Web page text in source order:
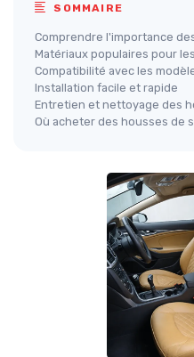
SOMMAIRE
Comprendre l'importance
Matériaux populaires pour
Compatibilité avec les
Installation facile et rapide
Entretien et nettoyage des
Où acheter des housses de